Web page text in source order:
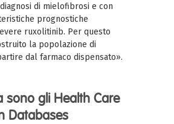
di mielofibrosi e con
prognostiche
ruxolitinib. Per questo
la popolazione di
dal farmaco dispensato».
sono gli Health Care
Databases